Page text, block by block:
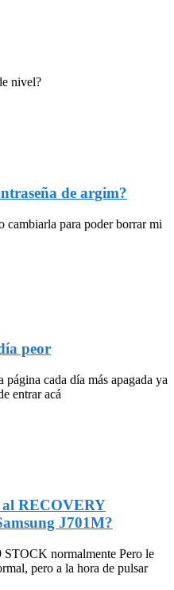
nivel?
de argim?
cambiarla para poder borrar mi
peor
cada día más apagada ya
entrar acá
al RECOVERY
J701M?
normalmente Pero le
pero a la hora de pulsar